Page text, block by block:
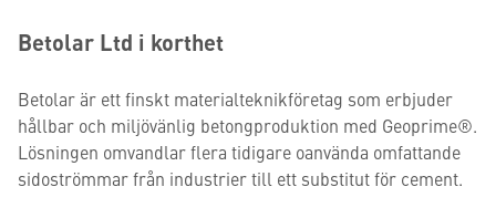
Betolar Ltd i korthet
Betolar är ett finskt materialteknikföretag som erbjuder
hållbar och miljövänlig betongproduktion med Geoprime®.
Lösningen omvandlar flera tidigare oanvända omfattande
sidoströmmar från industrier till ett substitut för cement.